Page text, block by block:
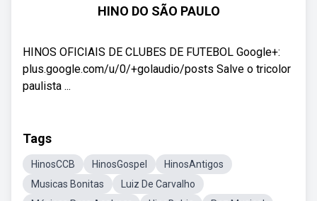
HINO DO SÃO PAULO
HINOS OFICIAIS DE CLUBES DE FUTEBOL Google+:
plus.google.com/u/0/+golaudio/posts Salve o tricolor
paulista ...
Tags
HinosCCB HinosGospel
HinosAntigos
Musicas Bonitas
Luiz De Carvalho